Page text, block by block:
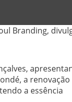
Branding,
a renovação
a essência